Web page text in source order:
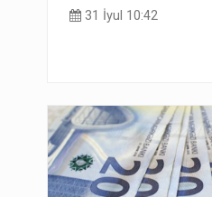
31 İyul 10:42